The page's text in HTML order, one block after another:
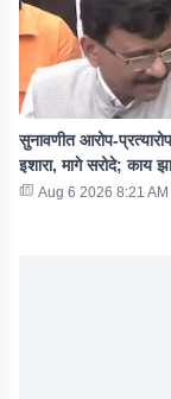
सुनावणीत आरोप-
इशारा, मागे सरोदे; काय
Aug 6 2026 8:21 AM